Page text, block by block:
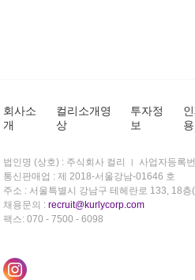
회사소
개
컬리소개영
상
투자정
보
용
법인명 (상호) : 주식회사 컬리 사업자등록
통신판매업 : 제 2018-서울강남-01646 호
주소 : 서울특별시 강남구 테헤란로 133, 18층
채용문의 : recruit@kurlycorp.com
팩스: 070 - 7500 - 6098